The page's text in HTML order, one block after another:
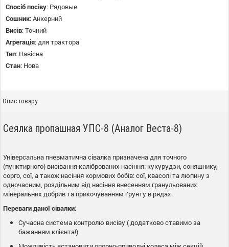
Спосіб посіву: Рядовые
Сошник:Анкерний
Висів:Точний
Агрегація:для трактора
Тип: Навісна
Стан: Нова
Опис товару
Сеялка пропашная УПС-8 (Аналог Веста-8)
Універсальна пневматична сівалка призначена для точного
(пунктирного) висівання каліброваних насіння: кукурудзи, соняшнику,
сорго, сої, а також насіння кормових бобів: сої, квасолі та люпину з
одночасним, роздільним від насіння внесенням гранульованих
мінеральних добрив та прикочуванням ґрунту в рядах.
Переваги даної сівалки:
Сучасна система контролю висіву ( додатково ставимо за
бажанням клієнта!)